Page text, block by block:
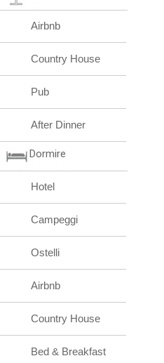
Airbnb
Country House
Pub
After Dinner
Dormire
Hotel
Campeggi
Ostelli
Airbnb
Country House
Bed & Breakfast